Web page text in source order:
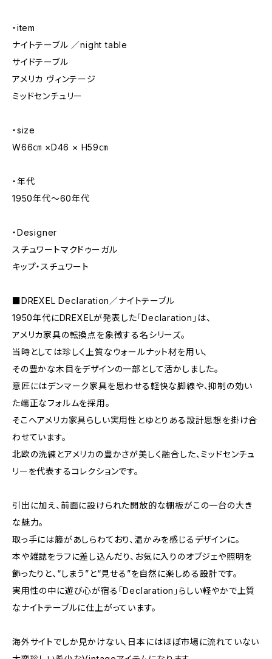
・item
ナイトテーブル ／night table
サイドテーブル
アメリカ ヴィンテージ
ミッドセンチュリー
・size
W66㎝ ×D46 × H59㎝
・年代
1950年代〜60年代
・Designer
スチュワートマクドゥーガル
キップ・スチュワート
■DREXEL Declaration／ナイトテーブル
1950年代にDREXELが発表した「Declaration」は、
アメリカ家具の転換点を象徴する名シリーズ。
当時としては珍しく上質なウォールナット材を用い、
その豊かな木目をデザインの一部として活かしました。
意匠にはデンマーク家具を思わせる軽快な脚線や、抑制の効い
た端正なフォルムを採用。
そこへアメリカ家具らしい実用性とゆとりある設計思想を掛け合
わせています。
北欧の洗練とアメリカの豊かさが美しく融合した、ミッドセンチュ
リーを代表するコレクションです。
引出に加え、前面に設けられた開放的な棚板がこの一台の大き
な魅力。
取っ手には籐があしらわており、温かみを感じるデザインに。
本や雑誌をラフに差し込んだり、お気に入りのオブジェや照明を
飾ったりと、“しまう”と“見せる”を自然に楽しめる設計です。
実用性の中に遊び心が宿る「Declaration」らしい軽やかで上質
なナイトテーブルに仕上がっています。
海外サイトでしか見かけない、日本にはほぼ市場に流れていない